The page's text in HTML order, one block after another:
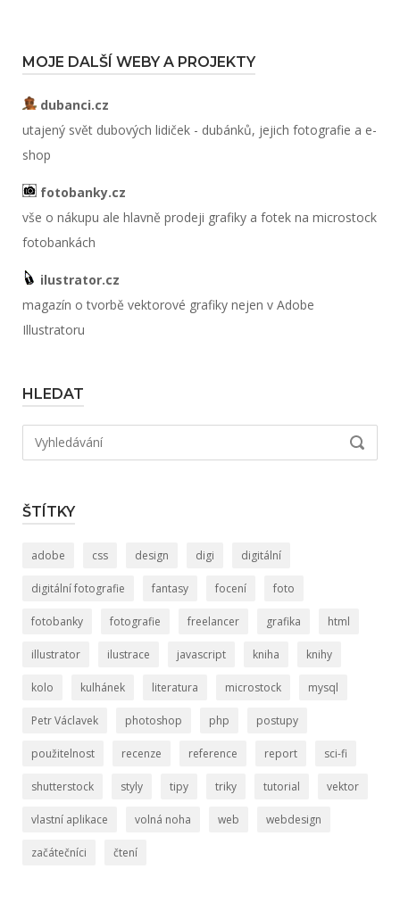
MOJE DALŠÍ WEBY A PROJEKTY
dubanci.cz
utajený svět dubových lidiček - dubánků, jejich fotografie a e-
shop
fotobanky.cz
vše o nákupu ale hlavně prodeji grafiky a fotek na microstock
fotobankách
ilustrator.cz
magazín o tvorbě vektorové grafiky nejen v Adobe
Illustratoru
HLEDAT
Hledat:
ŠTÍTKY
adobe css design digi digitální
digitální fotografie fantasy focení foto
fotobanky fotografie freelancer grafika html
illustrator ilustrace javascript kniha knihy
kolo kulhánek literatura microstock mysql
Petr Václavek photoshop php postupy
použitelnost recenze reference report sci-fi
shutterstock styly tipy triky tutorial vektor
vlastní aplikace volná noha web webdesign
začátečníci čtení